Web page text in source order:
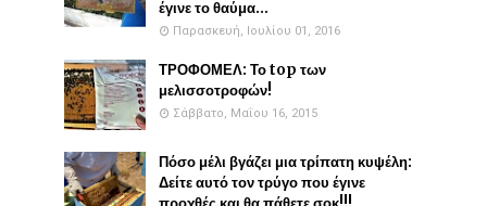
έγινε το θαύμα...
Παρασκευή, Ιουλίου 01, 2016
ΤΡΟΦΟΜΕΛ: Το top των
μελισσοτροφών!
Σάββατο, Μαΐου 16, 2015
Πόσο μέλι βγάζει μια τρίπατη κυψέλη:
Δείτε αυτό τον τρύγο που έγινε